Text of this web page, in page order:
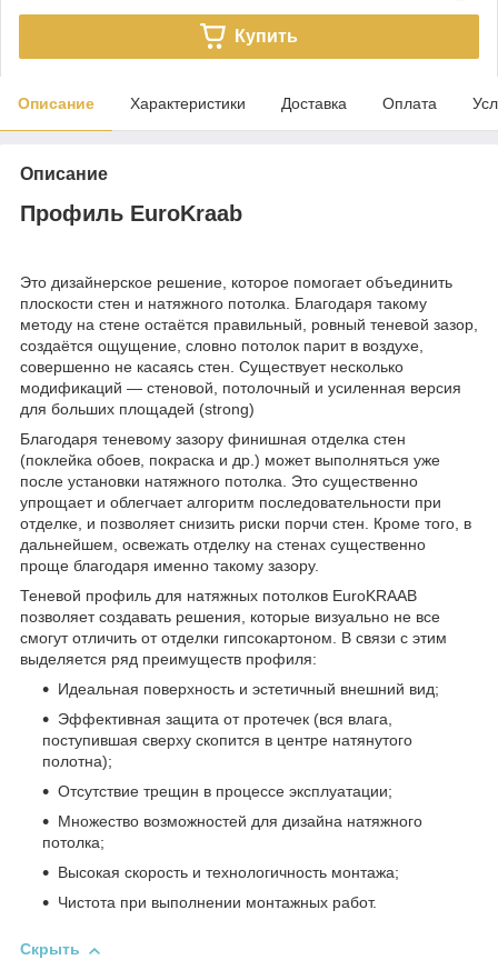
Купить
Описание Характеристики Доставка Оплата
Описание
Профиль EuroKraab
Это дизайнерское решение, которое помогает объединить
плоскости стен и натяжного потолка. Благодаря такому
методу на стене остаётся правильный, ровный теневой зазор,
создаётся ощущение, словно потолок парит в воздухе,
совершенно не касаясь стен. Существует несколько
модификаций — стеновой, потолочный и усиленная версия
для больших площадей (strong)
Благодаря теневому зазору финишная отделка стен
(поклейка обоев, покраска и др.) может выполняться уже
после установки натяжного потолка. Это существенно
упрощает и облегчает алгоритм последовательности при
отделке, и позволяет снизить риски порчи стен. Кроме того, в
дальнейшем, освежать отделку на стенах существенно
проще благодаря именно такому зазору.
Теневой профиль для натяжных потолков EuroKRAAB
позволяет создавать решения, которые визуально не все
смогут отличить от отделки гипсокартоном. В связи с этим
выделяется ряд преимуществ профиля:
Идеальная поверхность и эстетичный внешний вид;
Эффективная защита от протечек (вся влага,
поступившая сверху скопится в центре натянутого
полотна);
Отсутствие трещин в процессе эксплуатации;
Множество возможностей для дизайна натяжного
потолка;
Высокая скорость и технологичность монтажа;
Чистота при выполнении монтажных работ.
Скрыть